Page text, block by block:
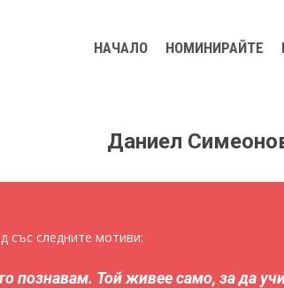
НАЧАЛО НОМИНИРАЙТЕ
Даниел
със следните мотиви:
познавам. Той живее само, за да